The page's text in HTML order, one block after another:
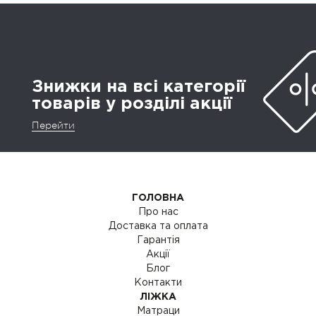
Знижки на всі категорії
товарів у розділі акції
Перейти
ГОЛОВНА
Про нас
Доставка та оплата
Гарантія
Акції
Блог
Контакти
ЛІЖКА
Матраци